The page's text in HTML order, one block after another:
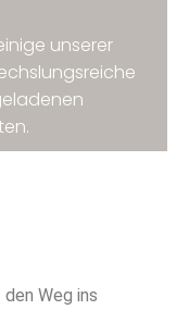
unserer
Weg ins